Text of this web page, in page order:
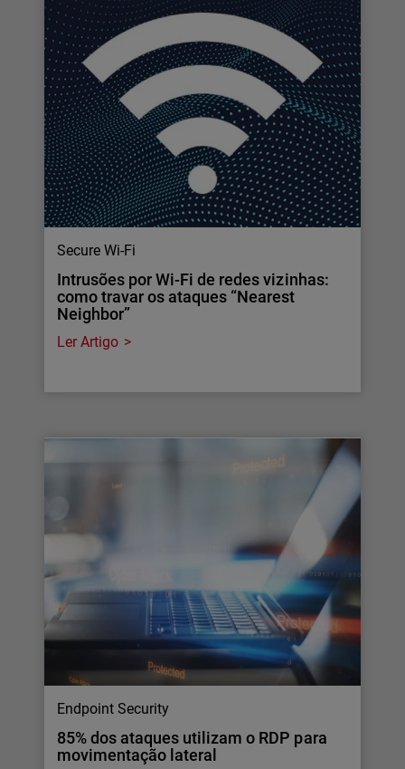
Secure Wi-Fi
Intrusões por Wi-Fi de redes vizinhas:
como travar os ataques “Nearest
Neighbor”
Ler Artigo
Endpoint Security
85% dos ataques utilizam o RDP para
movimentação lateral